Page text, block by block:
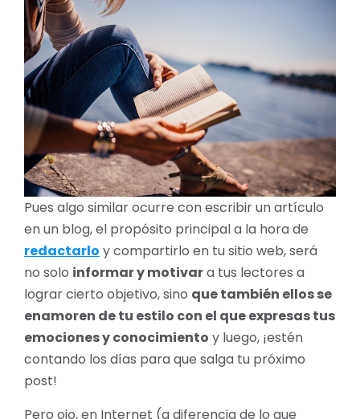
Pues algo similar ocurre con escribir un artículo
en un blog, el propósito principal a la hora de
redactarlo y compartirlo en tu sitio web, será
no solo informar y motivara tus lectores a
lograr cierto objetivo, sino que también ellos se
enamoren de tu estilo con el que expresas tus
emociones y conocimiento y luego, ¡estén
contando los días para que salga tu próximo
post!
Pero ojo, en Internet (a diferencia de lo que